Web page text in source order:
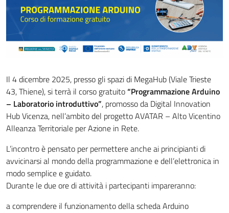
Il 4 dicembre 2025, presso gli spazi di MegaHub (Viale Trieste
43, Thiene), si terrà il corso gratuito“Programmazione Arduino
– Laboratorio introduttivo”, promosso da Digital Innovation
Hub Vicenza, nell’ambito del progetto AVATAR – Alto Vicentino
Alleanza Territoriale per Azione in Rete.
L’incontro è pensato per permettere anche ai principianti di
avvicinarsi al mondo della programmazione e dell’elettronica in
modo semplice e guidato.
Durante le due ore di attività i partecipanti impareranno:
a comprendere il funzionamento della scheda Arduino